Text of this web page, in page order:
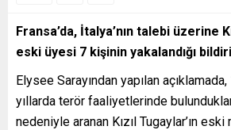
Fransa’da, İtalya’nın talebi üzerine
eski üyesi 7 kişinin yakalandığı
Elysee Sarayından yapılan
yıllarda terör faaliyetlerinde
nedeniyle aranan Kızıl Tugaylar’ın